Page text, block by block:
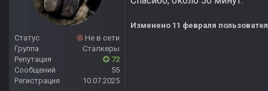
Статус
Не в сети
Группа
Сталкеры
Репутация
72
Сообщений
55
Регистрация
10.07.2025
Изменено 11 февраля